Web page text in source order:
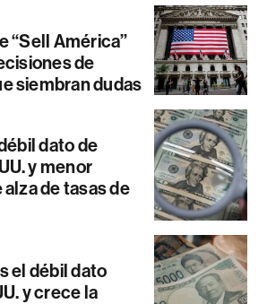
“Sell América”
de
siembran dudas
dato de
y menor
de tasas de
el débil dato
y crece la